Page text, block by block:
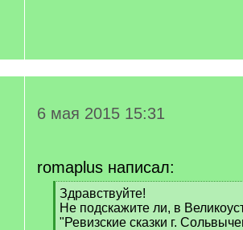
6 мая 2015 15:31
romaplus написал:
[
q
]
Здравствуйте!
Не подскажите ли, в
"Ревизские сказки г.